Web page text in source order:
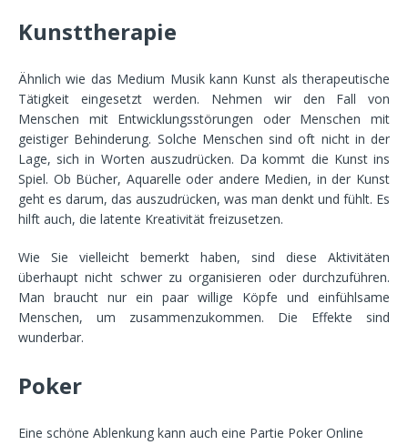
Kunsttherapie
Ähnlich wie das Medium Musik kann Kunst als therapeutische
Tätigkeit eingesetzt werden. Nehmen wir den Fall von
Menschen mit Entwicklungsstörungen oder Menschen mit
geistiger Behinderung. Solche Menschen sind oft nicht in der
Lage, sich in Worten auszudrücken. Da kommt die Kunst ins
Spiel. Ob Bücher, Aquarelle oder andere Medien, in der Kunst
geht es darum, das auszudrücken, was man denkt und fühlt. Es
hilft auch, die latente Kreativität freizusetzen.
Wie Sie vielleicht bemerkt haben, sind diese Aktivitäten
überhaupt nicht schwer zu organisieren oder durchzuführen.
Man braucht nur ein paar willige Köpfe und einfühlsame
Menschen, um zusammenzukommen. Die Effekte sind
wunderbar.
Poker
Eine schöne Ablenkung kann auch eine Partie Poker Online